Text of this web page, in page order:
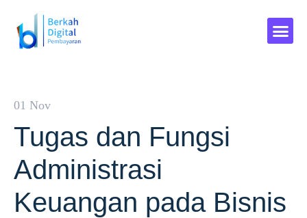
01 Nov
Tugas dan Fungsi
Administrasi
Keuangan pada Bisnis